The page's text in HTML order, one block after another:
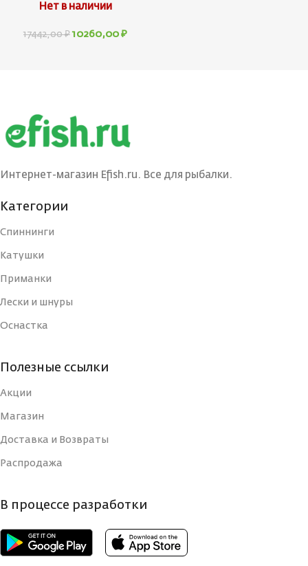
Нет в наличии
17442,00₽ 10260,00 ₽
Интернет-магазин Efish.ru. Все для рыбалки.
Категории
Спиннинги
Катушки
Приманки
Лески и шнуры
Оснастка
Полезные ссылки
Акции
Магазин
Доставка и Возвраты
Распродажа
В процессе разработки